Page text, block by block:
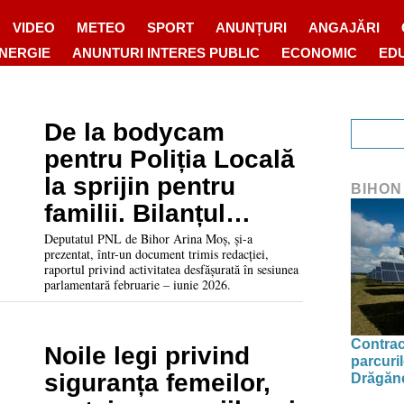
VIDEO METEO SPORT ANUNȚURI ANGAJĂRI
ANUNTURI INTERES PUBLIC ECONOMIC
De la bodycam
pentru Poliția Locală
la sprijin pentru
familii. Bilanțul
activității deputatei
liberale Arina Moș în
Parlament
Deputatul PNL de Bihor Arina Moș, și-a
prezentat, într-un document trimis redacției,
raportul privind activitatea desfășurată în sesiunea
parlamentară februarie – iunie 2026.
Noile legi privind
siguranța femeilor,